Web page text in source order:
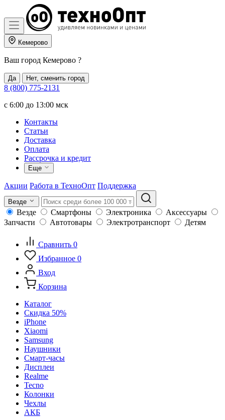
Кемерово
Ваш город Кемерово ?
Да Нет, сменить город
8 (800) 775-2131
c 6:00 до 13:00 мск
Контакты
Статьи
Доставка
Оплата
Рассрочка и кредит
Еще
Акции Работа в ТехноОпт Поддержка
Везде
Везде Смартфоны Электроника
Аксессуары
Запчасти
Автотовары Электротранспорт Детям
Сравнить 0
Избранное 0
Вход
Корзина
Каталог
Скидка 50%
iPhone
Xiaomi
Samsung
Наушники
Смарт-часы
Дисплеи
Realme
Tecno
Колонки
Чехлы
АКБ